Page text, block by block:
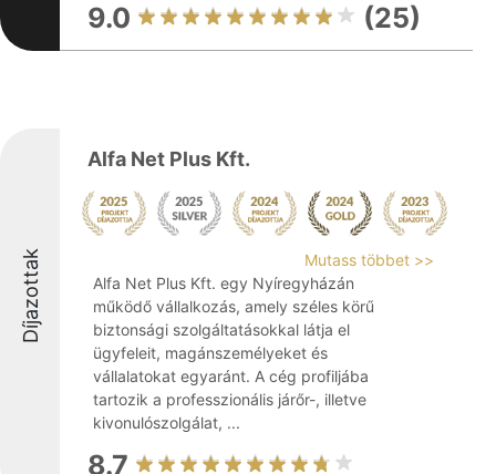
9.0 (25)
Díjazottak
Alfa Net Plus Kft.
Mutass többet >>
Alfa Net Plus Kft. egy Nyíregyházán
működő vállalkozás, amely széles körű
biztonsági szolgáltatásokkal látja el
ügyfeleit, magánszemélyeket és
vállalatokat egyaránt. A cég profiljába
tartozik a professzionális járőr-, illetve
kivonulószolgálat, ...
8.7